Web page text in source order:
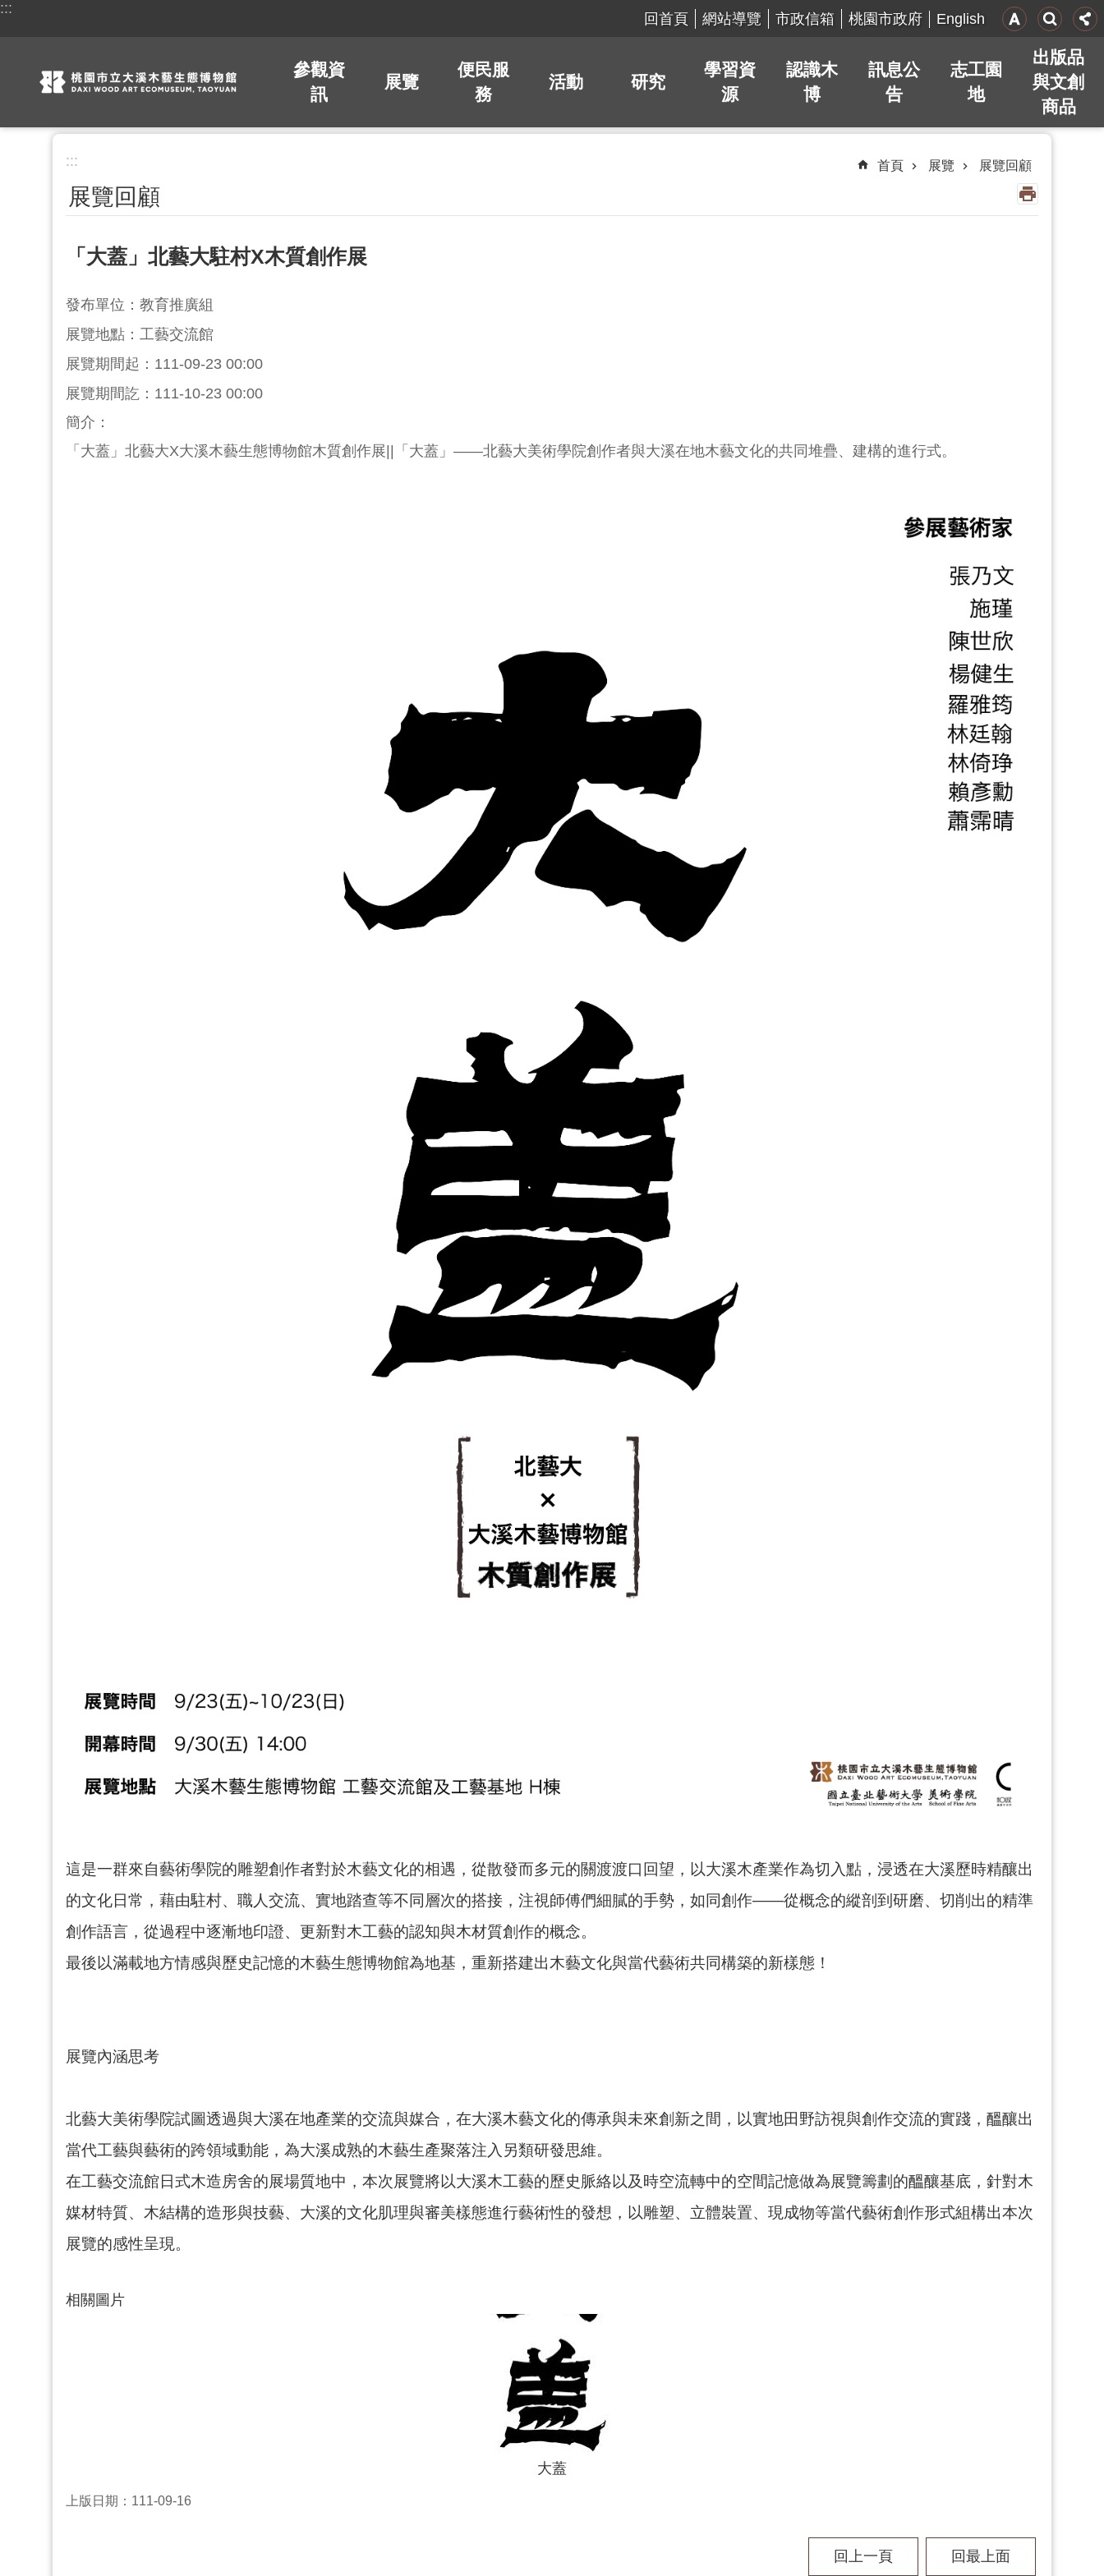
跳到主要內容區塊
:::
回首頁 網站導覽 市政信箱 桃園市政府 English
參觀資
訊
展覽
便民服
務
活動 研究
學習資
源
認識木
博
訊息公
告
志工園
地
出版品
與文創
商品
::: 首頁 展覽 展覽回顧
展覽回顧
「大蓋」北藝大駐村X木質創作展
發布單位：教育推廣組
展覽地點：工藝交流館
展覽期間起：111-09-23 00:00
展覽期間訖：111-10-23 00:00
簡介：
「大蓋」北藝大X大溪木藝生態博物館木質創作展||「大蓋」——北藝大美術學院創作者與大溪在地木藝文化的共同堆疊、建構的進行式。
這是一群來自藝術學院的雕塑創作者對於木藝文化的相遇，從散發而多元的關渡渡口回望，以大溪木產業作為切入點，浸透在大溪歷時精釀出
的文化日常，藉由駐村、職人交流、實地踏查等不同層次的搭接，注視師傅們細膩的手勢，如同創作——從概念的縱剖到研磨、切削出的精準
創作語言，從過程中逐漸地印證、更新對木工藝的認知與木材質創作的概念。
最後以滿載地方情感與歷史記憶的木藝生態博物館為地基，重新搭建出木藝文化與當代藝術共同構築的新樣態！
展覽內涵思考
北藝大美術學院試圖透過與大溪在地產業的交流與媒合，在大溪木藝文化的傳承與未來創新之間，以實地田野訪視與創作交流的實踐，醞釀出
當代工藝與藝術的跨領域動能，為大溪成熟的木藝生產聚落注入另類研發思維。
在工藝交流館日式木造房舍的展場質地中，本次展覽將以大溪木工藝的歷史脈絡以及時空流轉中的空間記憶做為展覽籌劃的醞釀基底，針對木
媒材特質、木結構的造形與技藝、大溪的文化肌理與審美樣態進行藝術性的發想，以雕塑、立體裝置、現成物等當代藝術創作形式組構出本次
展覽的感性呈現。
相關圖片
大蓋
上版日期：111-09-16
回上一頁 回最上面